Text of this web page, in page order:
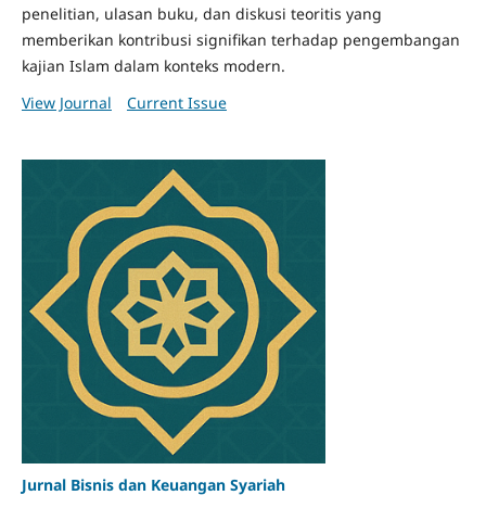
penelitian, ulasan buku, dan diskusi teoritis yang
memberikan kontribusi signifikan terhadap pengembangan
kajian Islam dalam konteks modern.
View Journal
Current Issue
Jurnal Bisnis dan Keuangan Syariah